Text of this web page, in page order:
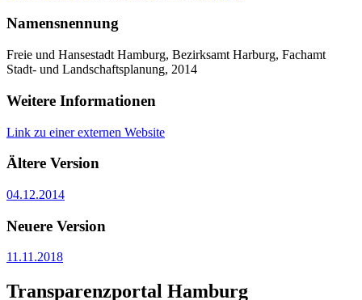
Namensnennung
Freie und Hansestadt Hamburg, Bezirksamt Harburg, Fachamt
Stadt- und Landschaftsplanung, 2014
Weitere Informationen
Link zu einer externen Website
Ältere Version
04.12.2014
Neuere Version
11.11.2018
Transparenzportal Hamburg